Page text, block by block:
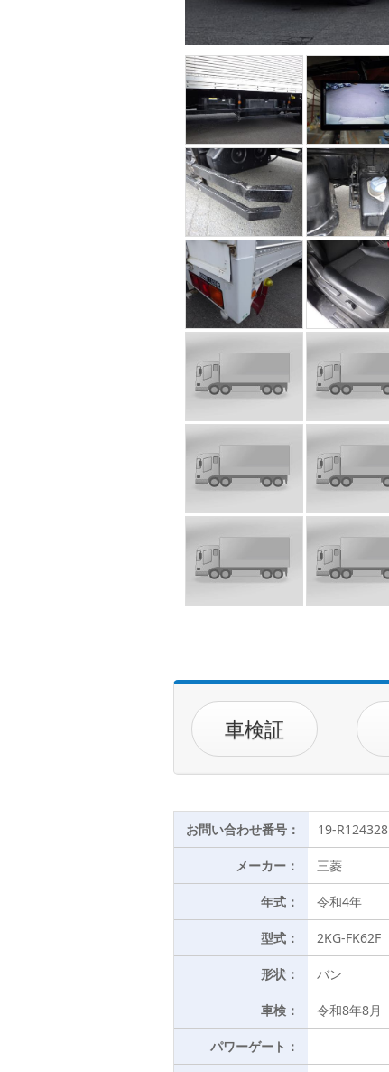
車検証
お問い合わせ番号： 19-R124328
メーカー： 三菱
年式： 令和4年
型式： 2KG-FK62F
形状： バン
車検： 令和8年8月
パワーゲート：